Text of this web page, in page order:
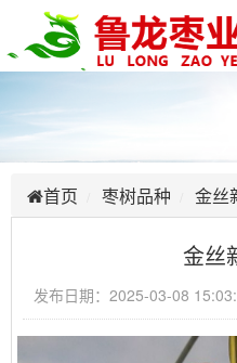
首页 枣树品种 金丝
金丝
发布日期：2025-03-08